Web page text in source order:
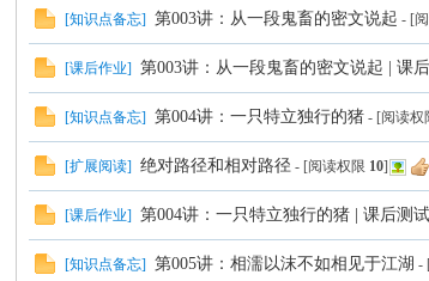
[知识点备忘] 第003讲：从一段鬼畜的密文说起 - [
[课后作业] 第003讲：从一段鬼畜的密文说起 | 课
[知识点备忘] 第004讲：一只特立独行的猪 - [阅读权
[扩展阅读] 绝对路径和相对路径 - [阅读权限 10]
[课后作业] 第004讲：一只特立独行的猪 | 课后测
[知识点备忘] 第005讲：相濡以沫不如相见于江湖 -